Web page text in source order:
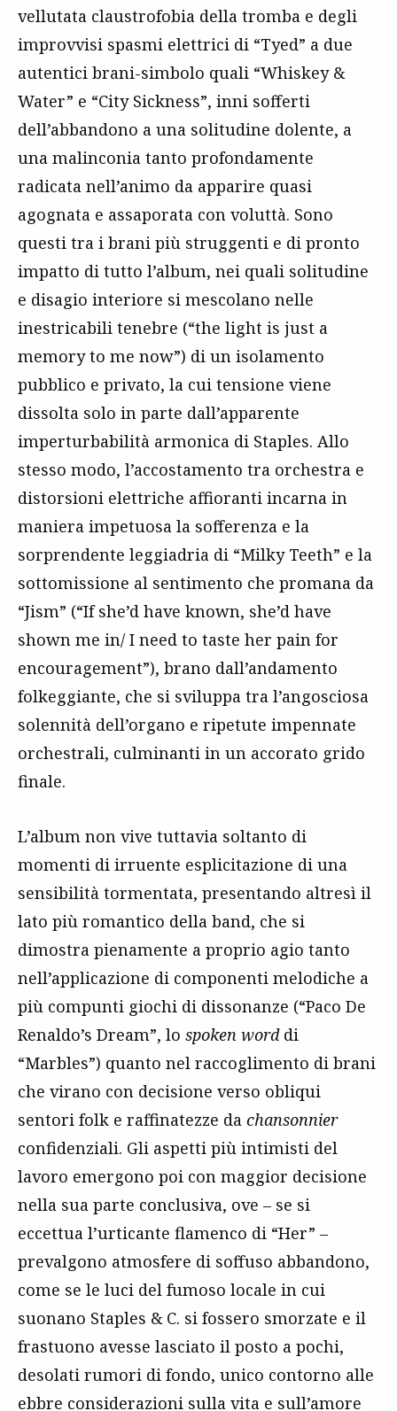
vellutata claustrofobia della tromba e degli
improvvisi spasmi elettrici di “Tyed” a due
autentici brani-simbolo quali “Whiskey &
Water” e “City Sickness”, inni sofferti
dell’abbandono a una solitudine dolente, a
una malinconia tanto profondamente
radicata nell’animo da apparire quasi
agognata e assaporata con voluttà. Sono
questi tra i brani più struggenti e di pronto
impatto di tutto l’album, nei quali solitudine
e disagio interiore si mescolano nelle
inestricabili tenebre (“the light is just a
memory to me now”) di un isolamento
pubblico e privato, la cui tensione viene
dissolta solo in parte dall’apparente
imperturbabilità armonica di Staples. Allo
stesso modo, l’accostamento tra orchestra e
distorsioni elettriche affioranti incarna in
maniera impetuosa la sofferenza e la
sorprendente leggiadria di “Milky Teeth” e la
sottomissione al sentimento che promana da
“Jism” (“If she’d have known, she’d have
shown me in/ I need to taste her pain for
encouragement”), brano dall’andamento
folkeggiante, che si sviluppa tra l’angosciosa
solennità dell’organo e ripetute impennate
orchestrali, culminanti in un accorato grido
finale.
L’album non vive tuttavia soltanto di
momenti di irruente esplicitazione di una
sensibilità tormentata, presentando altresì il
lato più romantico della band, che si
dimostra pienamente a proprio agio tanto
nell’applicazione di componenti melodiche a
più compunti giochi di dissonanze (“Paco De
Renaldo’s Dream”, lo spoken worddi
“Marbles”) quanto nel raccoglimento di brani
che virano con decisione verso obliqui
sentori folk e raffinatezze da chansonnier
confidenziali. Gli aspetti più intimisti del
lavoro emergono poi con maggior decisione
nella sua parte conclusiva, ove – se si
eccettua l’urticante flamenco di “Her” –
prevalgono atmosfere di soffuso abbandono,
come se le luci del fumoso locale in cui
suonano Staples & C. si fossero smorzate e il
frastuono avesse lasciato il posto a pochi,
desolati rumori di fondo, unico contorno alle
ebbre considerazioni sulla vita e sull’amore